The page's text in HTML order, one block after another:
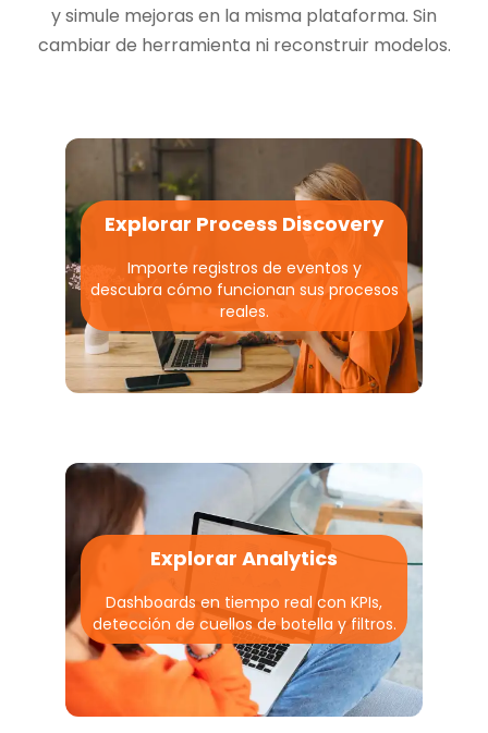
y simule mejoras en la misma plataforma. Sin
cambiar de herramienta ni reconstruir modelos.
Explorar Process Discovery
Importe registros de eventos y
descubra cómo funcionan sus procesos
reales.
Explorar Analytics
Dashboards en tiempo real con KPIs,
detección de cuellos de botella y filtros.